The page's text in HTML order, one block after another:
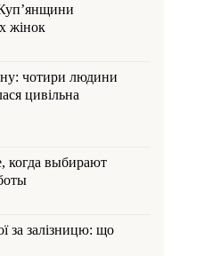
жінок
чотири людини
цивільна
когда выбирают
за залізницю: що